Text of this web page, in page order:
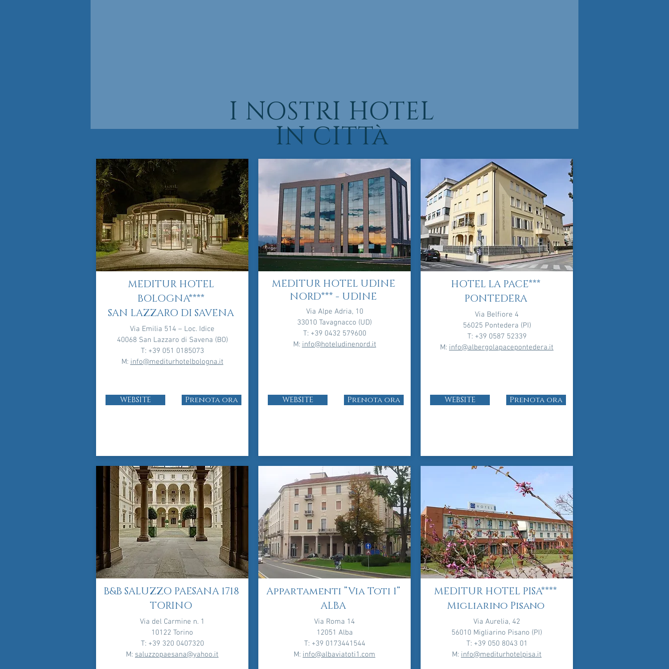
I NOSTRI HOTEL
IN CITTà
MEDITUR HOTEL
BOLOGNA****
SAN LAZZARO DI SAVENA
Via Emilia 514 – Loc. Idice
40068 San Lazzaro di Savena (BO)
T: +39 051 0185073
M: info@mediturhotelbologna.it
WEBSITE Prenota ora
B&B SALUZZO PAESANA 1718
TORINO
Via del Carmine n. 1
10122 Torino
T: +39 320 0407320
M: saluzzopaesana@yahoo.it
MEDITUR HOTEL UDINE
NORD*** - UDINE
Via Alpe Adria, 10
33010 Tavagnacco (UD)
T: +39 0432 579600
M: info@hoteludinenord.it
WEBSITE Prenota ora
Appartamenti ”Via Toti 1”
ALBA
Via Roma 14
12051 Alba
T: +39 0173441544
M: info@albaviatoti1.com
HOTEL LA PACE***
PONTEDERA
Via Belfiore 4
56025 Pontedera (PI)
T: +39 0587 52339
M: info@albergolapacepontedera.it
WEBSITE Prenota ora
MEDITUR HOTEL PISA****
Migliarino Pisano
Via Aurelia, 42
56010 Migliarino Pisano (PI)
T: +39 050 8043 01
M: info@mediturhotelpisa.it